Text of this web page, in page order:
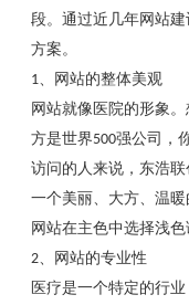
段。通过近几年网站
方案。
1、网站的整体美观
网站就像医院的形象
方是世界500强公司，
访问的人来说，东浩联
一个美丽、大方、温
网站在主色中选择浅色
2、网站的专业性
医疗是一个特定的行业